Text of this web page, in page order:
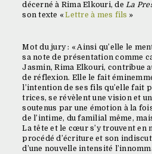
décerné à Rima Elkouri, deLa
son texte «Lettre à mes fils »
Mot du jury : « Ainsi qu’elle le
sa note de présentation comme
Jasmin, Rima Elkouri, contribue
de réflexion. Elle le fait
l’intention de ses fils qu’elle fait
trices, se révèlent une vision et
soutenus par une émotion à la
de l’intime, du familial même,
La tête et le cœur s’y trouvent en
procédé d’écriture et son
d’une nouvelle intensité